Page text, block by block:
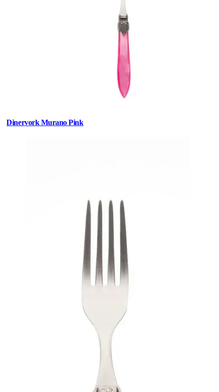
Dinervork Murano Pink